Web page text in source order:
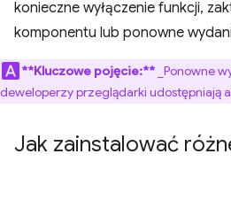
konieczne wyłączenie funkcji,
komponentu lub ponowne
**Kluczowe pojęcie:** _Ponowne
deweloperzy przeglądarki udostępniają
Jak zainstalować